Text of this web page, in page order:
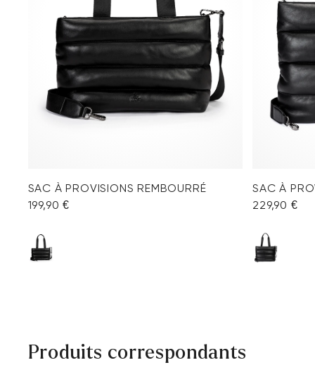
SAC À PROVISIONS REMBOURRÉ
199,90 €
SAC À
229,90 €
Produits correspondants